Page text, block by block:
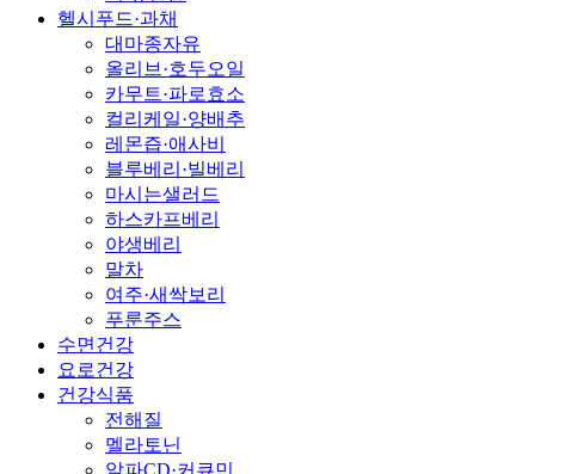
헬시푸드·과채
대마종자유
올리브·호두오일
카무트·파로효소
컬리케일·양배추
레몬즙·애사비
블루베리·빌베리
마시는샐러드
하스카프베리
야생베리
말차
여주·새싹보리
푸룬주스
수면건강
요로건강
건강식품
전해질
멜라토닌
알파CD·커큐민